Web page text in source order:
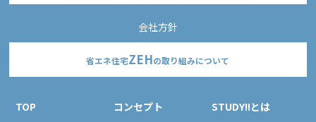
会社方針
省エネ住宅ZEHの取り組みについて
TOP
コンセプト STUDY!!とは